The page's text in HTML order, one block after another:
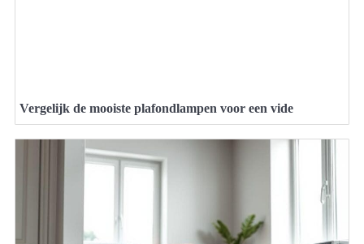
Vergelijk de mooiste plafondlampen voor een vide